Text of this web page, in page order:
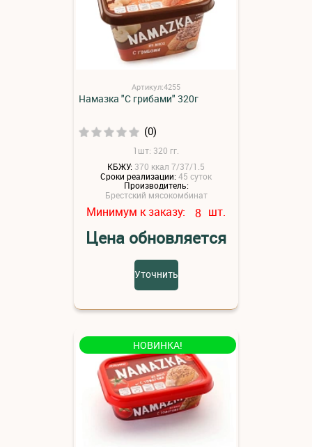
Артикул:4255
Намазка "С грибами" 320г
(0)
1шт: 320 гг.
КБЖУ: 370 ккал 7/37/1.5
Сроки реализации:45 суток
Производитель:
Брестский мясокомбинат
Минимум к заказу: 8 шт.
Цена обновляется
Уточнить
НОВИНКА!